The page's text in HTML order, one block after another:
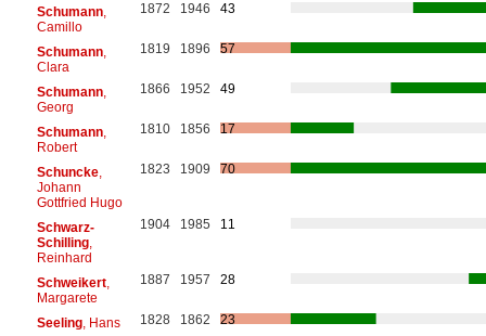
Schumann,
Camillo
1872 1946 43
Schumann,
Clara
1819 1896 57
Schumann,
Georg
1866 1952 49
Schumann,
Robert
1810 1856 17
Schuncke,
Johann
Gottfried Hugo
1823 1909 70
Schwarz-
Schilling,
Reinhard
1904 1985 11
Schweikert,
Margarete
1887 1957 28
Seeling, Hans 1828 1862
23